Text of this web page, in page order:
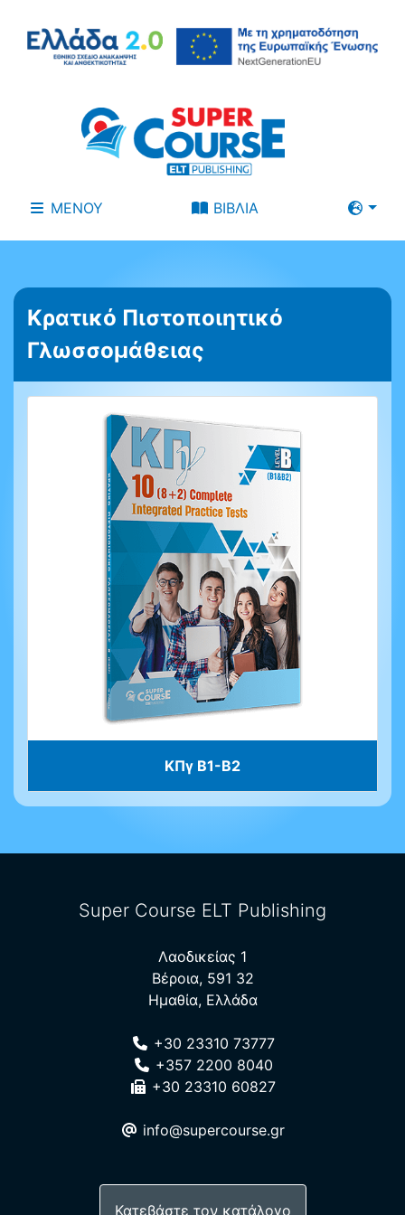
ΜΕΝΟΥ ΒΙΒΛΙΑ
Κρατικό Πιστοποιητικό
Γλωσσομάθειας
ΚΠγ B1-B2
Super Course ELT Publishing
Λαοδικείας 1
Βέροια, 591 32
Ημαθία, Ελλάδα
+30 23310 73777
+357 2200 8040
+30 23310 60827
info@supercourse.gr
Κατεβάστε τον κατάλογο